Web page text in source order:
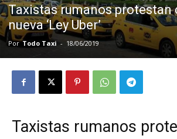
Taxistas rumanos protestan
nueva ‘Ley Uber’
Por Todo Taxi - 18/06/2019
Taxistas rumanos